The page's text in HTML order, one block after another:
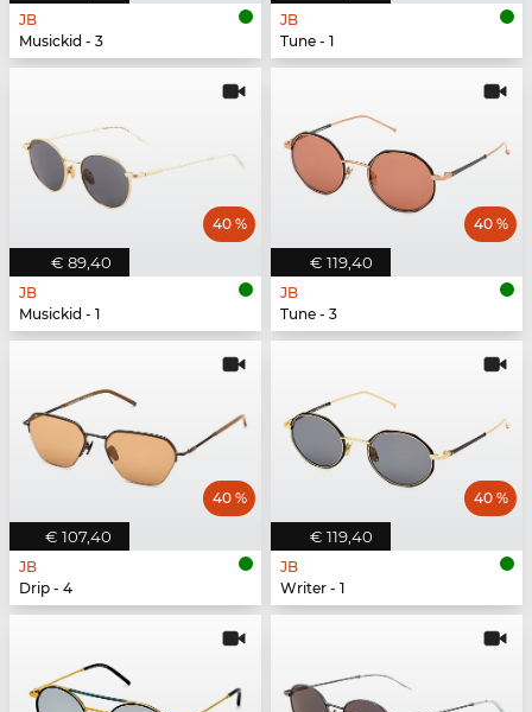
JB
Musickid - 3
JB
Tune - 1
€ 89,40
40 %
JB
Musickid - 1
€ 119,40
40 %
JB
Tune - 3
€ 107,40
40 %
JB
Drip - 4
€ 119,40
40 %
JB
Writer - 1